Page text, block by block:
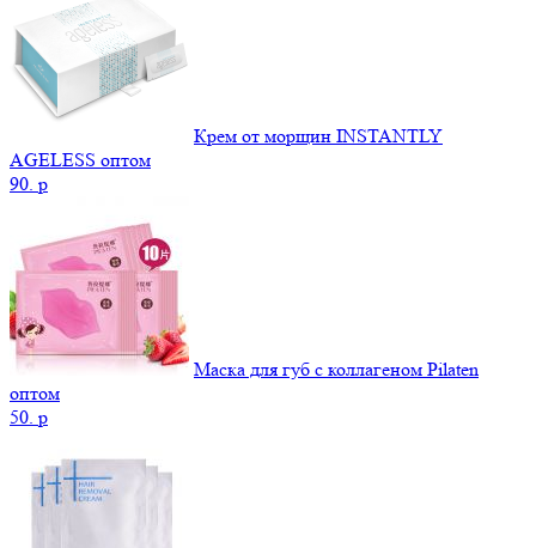
Крем от морщин INSTANTLY
AGELESS оптом
90. p
Маска для губ с коллагеном Pilaten
оптом
50. p